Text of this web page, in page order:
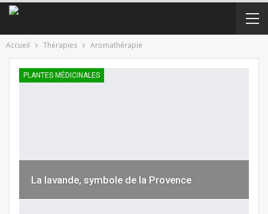
Accueil Thérapies Aromathérapie
PLANTES MÉDICINALES
La lavande, symbole de la Provence